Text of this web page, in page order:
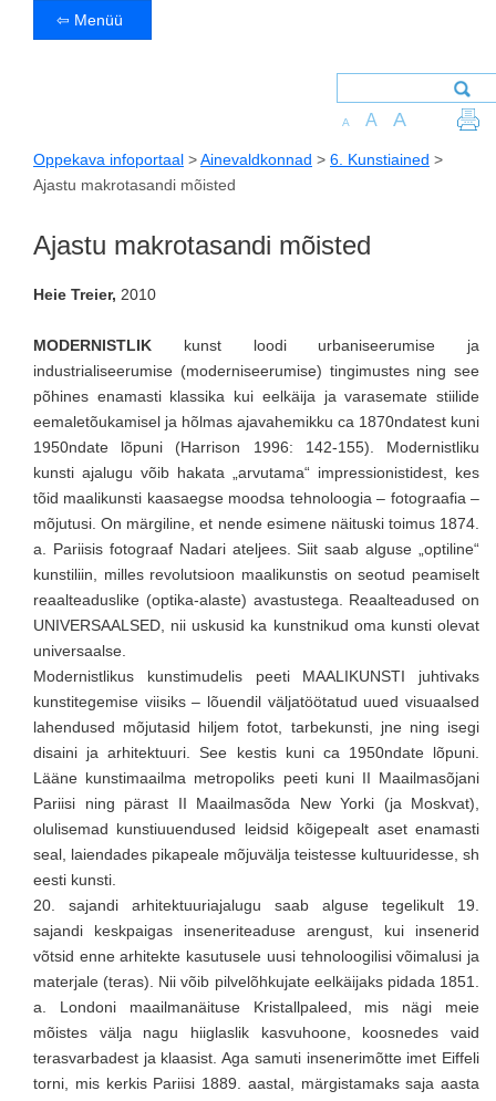
⇦ Menüü
A A A
Oppekava infoportaal >Ainevaldkonnad > 6. Kunstiained >
Ajastu makrotasandi mõisted
Ajastu makrotasandi mõisted
Heie Treier, 2010
MODERNISTLIK kunst loodi urbaniseerumise ja
industrialiseerumise (moderniseerumise) tingimustes ning see
põhines enamasti klassika kui eelkäija ja varasemate stiilide
eemaletõukamisel ja hõlmas ajavahemikku ca 1870ndatest kuni
1950ndate lõpuni (Harrison 1996: 142-155). Modernistliku
kunsti ajalugu võib hakata „arvutama“ impressionistidest, kes
tõid maalikunsti kaasaegse moodsa tehnoloogia – fotograafia –
mõjutusi. On märgiline, et nende esimene näituski toimus 1874.
a. Pariisis fotograaf Nadari ateljees. Siit saab alguse „optiline“
kunstiliin, milles revolutsioon maalikunstis on seotud peamiselt
reaalteaduslike (optika-alaste) avastustega. Reaalteadused on
UNIVERSAALSED, nii uskusid ka kunstnikud oma kunsti olevat
universaalse.
Modernistlikus kunstimudelis peeti MAALIKUNSTI juhtivaks
kunstitegemise viisiks – lõuendil väljatöötatud uued visuaalsed
lahendused mõjutasid hiljem fotot, tarbekunsti, jne ning isegi
disaini ja arhitektuuri. See kestis kuni ca 1950ndate lõpuni.
Lääne kunstimaailma metropoliks peeti kuni II Maailmasõjani
Pariisi ning pärast II Maailmasõda New Yorki (ja Moskvat),
olulisemad kunstiuuendused leidsid kõigepealt aset enamasti
seal, laiendades pikapeale mõjuvälja teistesse kultuuridesse, sh
eesti kunsti.
20. sajandi arhitektuuriajalugu saab alguse tegelikult 19.
sajandi keskpaigas inseneriteaduse arengust, kui insenerid
võtsid enne arhitekte kasutusele uusi tehnoloogilisi võimalusi ja
materjale (teras). Nii võib pilvelõhkujate eelkäijaks pidada 1851.
a. Londoni maailmanäituse Kristallpaleed, mis nägi meie
mõistes välja nagu hiiglaslik kasvuhoone, koosnedes vaid
terasvarbadest ja klaasist. Aga samuti insenerimõtte imet Eiffeli
torni, mis kerkis Pariisi 1889. aastal, märgistamaks saja aasta